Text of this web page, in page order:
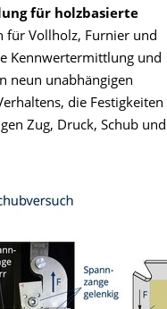
für holzbasierte
für Vollholz, Furnier und
Kennwertermittlung und
neun unabhängigen
die Festigkeiten
Zug, Druck, Schub und